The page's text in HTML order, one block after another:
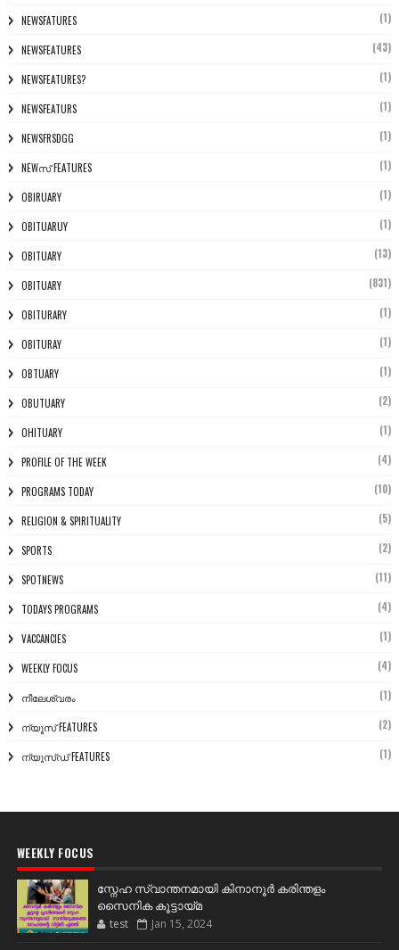
NEWSFATURES (1)
NEWSFEATURES (43)
NEWSFEATURES? (1)
NEWSFEATURS (1)
NEWSFRSDGG (1)
NEWസ് FEATURES (1)
OBIRUARY (1)
OBITUARUY (1)
OBITUARY (13)
OBITUARY (831)
OBITURARY (1)
OBITURAY (1)
OBTUARY (1)
OBUTUARY (2)
OHITUARY (1)
PROFILE OF THE WEEK (4)
PROGRAMS TODAY (10)
RELIGION & SPIRITUALITY (5)
SPORTS (2)
SPOTNEWS (11)
TODAYS PROGRAMS (4)
VACCANCIES (1)
WEEKLY FOCUS (4)
നീലേശ്വരം (1)
ന്യൂസ് FEATURES (2)
ന്യൂസ്ഡ് FEATURES (1)
WEEKLY FOCUS
സ്നേഹ സ്വാന്തനമായി കിനാനൂർ കരിന്തളം
സൈനിക കൂട്ടായ്മ
test Jan 15, 2024